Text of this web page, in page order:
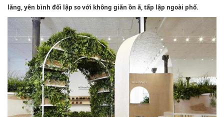
lăng, yên bình đối lập so với không giãn ồn ã, tấp lập ngoài phố.